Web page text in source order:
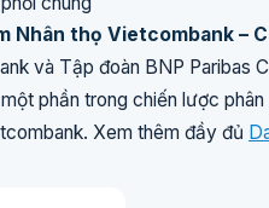
Nhân thọ Vietcombank –
và Tập đoàn BNP
phần trong chiến lược
Xem thêm đầy đủ